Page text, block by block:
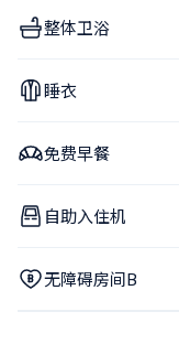
整体卫浴
睡衣
免费早餐
自助入住机
无障碍房间B